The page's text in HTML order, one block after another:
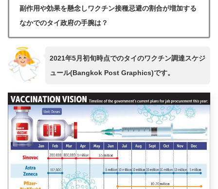
副作用や効果を懸念しワクチン接種忌避の割合が増加する
なかでのタイ政府の手腕は？
2021年5月初旬時点でのタイのワクチン調達スケジ
ュール(Bangkok Post Graphics)です。